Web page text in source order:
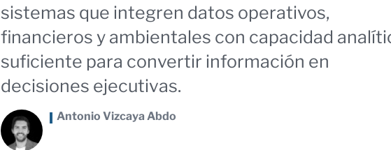
sistemas que integren datos operativos,
financieros y ambientales con capacidad
suficiente para convertir información en
decisiones ejecutivas.
Antonio Vizcaya Abdo